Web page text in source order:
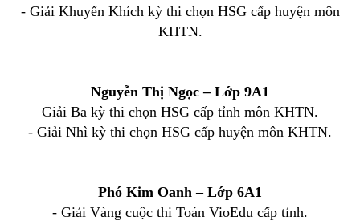
- Giải Khuyến Khích kỳ thi chọn HSG cấp huyện môn
KHTN.
Nguyễn Thị Ngọc – Lớp 9A1
Giải Ba kỳ thi chọn HSG cấp tỉnh môn KHTN.
- Giải Nhì kỳ thi chọn HSG cấp huyện môn KHTN.
Phó Kim Oanh – Lớp 6A1
- Giải Vàng cuộc thi Toán VioEdu cấp tỉnh.